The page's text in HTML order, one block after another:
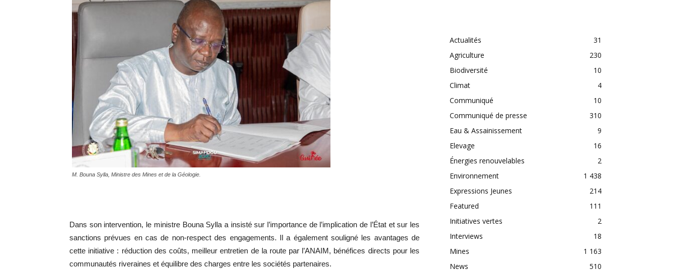
M. Bouna Sylla, Ministre des Mines et de la Géologie.
Dans son intervention, le ministre Bouna Sylla a insisté sur l’importance de l’implication de l’État et sur les
sanctions prévues en cas de non-respect des engagements. Il a également souligné les avantages de
cette initiative : réduction des coûts, meilleur entretien de la route par l’ANAIM, bénéfices directs pour les
communautés riveraines et équilibre des charges entre les sociétés partenaires.
Actualités
31
Agriculture
230
Biodiversité
10
Climat
4
Communiqué
10
Communiqué de presse
310
Eau & Assainissement
9
Elevage
16
Énergies renouvelables
2
Environnement
1 438
Expressions Jeunes
214
Featured
111
Initiatives vertes
2
Interviews
18
Mines
1 163
News
510